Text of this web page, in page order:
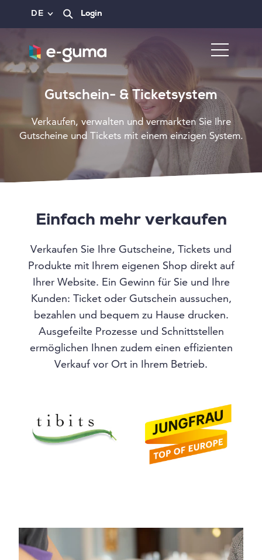
DE Login
Gutschein- & Ticketsystem
Verkaufen, verwalten und vermarkten Sie Ihre
Gutscheine und Tickets mit einem einzigen System.
Einfach mehr verkaufen
Verkaufen Sie Ihre Gutscheine, Tickets und
Produkte mit Ihrem eigenen Shop direkt auf
Ihrer Website. Ein Gewinn für Sie und Ihre
Kunden: Ticket oder Gutschein aussuchen,
bezahlen und bequem zu Hause drucken.
Ausgefeilte Prozesse und Schnittstellen
ermöglichen Ihnen zudem einen effizienten
Verkauf vor Ort in Ihrem Betrieb.